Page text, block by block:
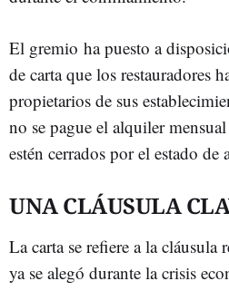
El gremio ha puesto a
de carta que los restauradores
propietarios de sus
no se pague el alquiler
estén cerrados por el estado de
UNA CLÁUSULA
La carta se refiere a la cláusula
ya se alegó durante la crisis